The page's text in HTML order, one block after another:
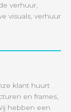
verhuur,
visuals, verhuur
klant huurt
en frames,
hebben een